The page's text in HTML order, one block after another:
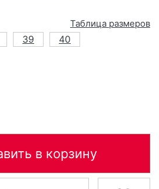
Таблица размеров
39 40
в корзину